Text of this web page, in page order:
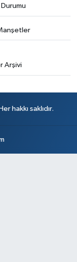
Arşivi
hakkı saklıdır.